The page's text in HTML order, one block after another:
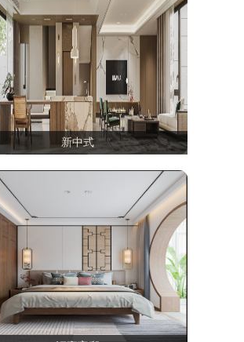
新中式